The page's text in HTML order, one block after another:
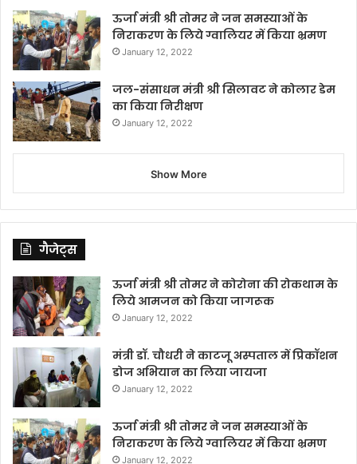
ऊर्जा मंत्री श्री तोमर ने जन समस्याओं के
निराकरण के लिये ग्वालियर में किया भ्रमण
January 12, 2022
जल-संसाधन मंत्री श्री सिलावट ने कोलार डेम
का किया निरीक्षण
January 12, 2022
Show More
गैजेट्स
ऊर्जा मंत्री श्री तोमर ने कोरोना की रोकथाम के
लिये आमजन को किया जागरूक
January 12, 2022
मंत्री डॉ. चौधरी ने काटजू अस्पताल में प्रिकॉशन
डोज अभियान का लिया जायजा
January 12, 2022
ऊर्जा मंत्री श्री तोमर ने जन समस्याओं के
निराकरण के लिये ग्वालियर में किया भ्रमण
January 12, 2022